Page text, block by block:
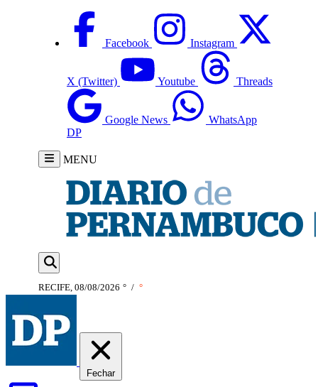
Facebook Instagram
X (Twitter) Youtube Threads
Google News
WhatsApp
DP
MENU
RECIFE, 08/08/2026 ° / °
Fechar